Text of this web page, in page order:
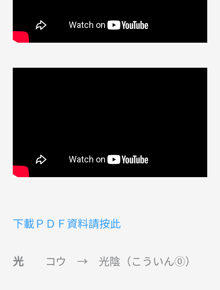
下載ＰＤＦ資料請按此
光コウ → 光陰（こういん⓪）